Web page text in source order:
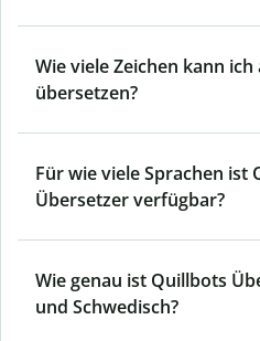
Wie viele Zeichen kann
übersetzen?
Für wie viele Sprachen ist
Übersetzer verfügbar?
Wie genau ist Quillbots
und Schwedisch?